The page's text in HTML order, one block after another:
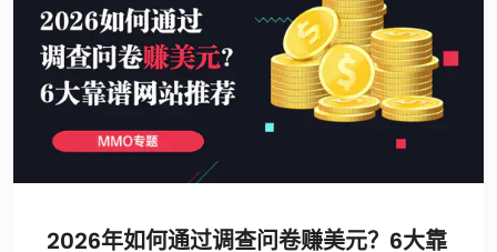
2026年如何通过调查问卷赚美元？6大靠